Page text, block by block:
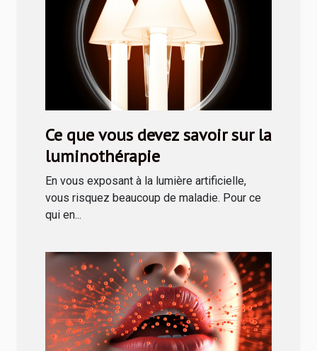
Ce que vous devez savoir sur la
luminothérapie
En vous exposant à la lumière artificielle,
vous risquez beaucoup de maladie. Pour ce
qui en...